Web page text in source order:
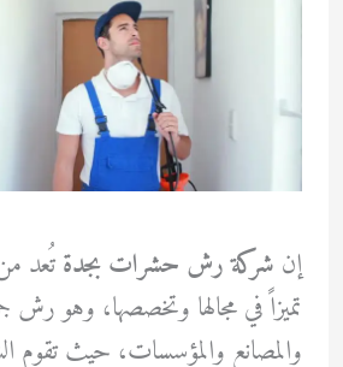
إن شركة رش حشرات بجدةتُعد
تميزاً في مجالها وتخصصها، وهو رش
والمصانع والمؤسسات، حيث تقوم